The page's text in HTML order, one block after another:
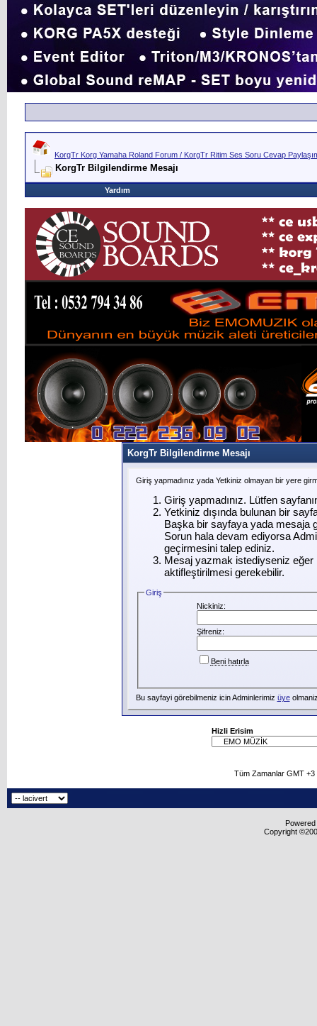
KorgTr Korg Yamaha Roland Forum / KorgTr Ritim Ses Soru Cevap
KorgTr Bilgilendirme Mesajı
Yardım
KorgTr Bilgilendirme Mesajı
Giriş yapmadınız yada Yetkiniz olmayan bir yere
Giriş yapmadınız. Lütfen
Yetkiniz dışında bulunan bir
Başka bir sayfaya yada mesaja
Sorun hala devam ediyorsa
geçirmesini talep ediniz.
Mesaj yazmak istediyseniz eğer
aktifleştirilmesi gerekebilir.
Giriş
Nickiniz:
Şifreniz:
Beni hatırla
Bu sayfayi görebilmeniz icin Adminlerimiz üye
Hizli Erisim
Tüm Zamanlar GMT
Copyright